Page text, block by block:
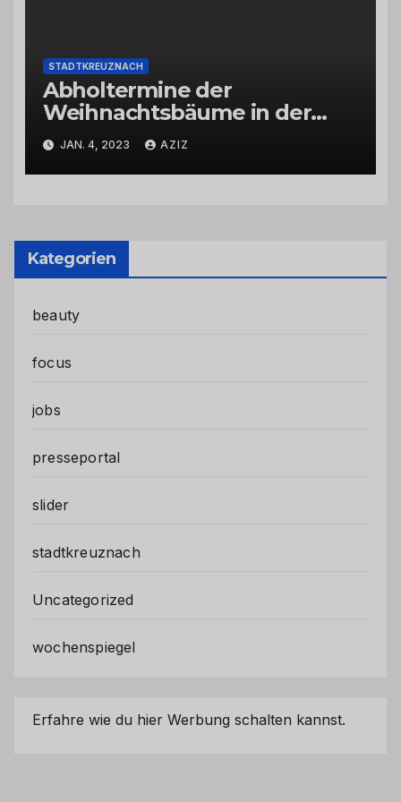
STADTKREUZNACH
Abholtermine der
Weihnachtsbäume in der
Kernstadt und in den
Stadtteilen
JAN. 4, 2023 AZIZ
Kategorien
beauty
focus
jobs
presseportal
slider
stadtkreuznach
Uncategorized
wochenspiegel
Erfahre wie du hier Werbung schalten kannst.